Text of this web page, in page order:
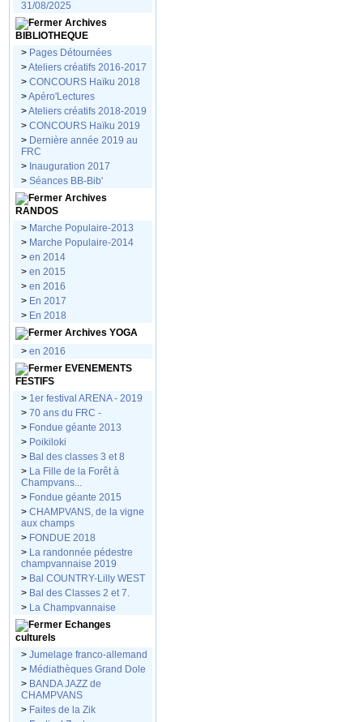
31/08/2025
Archives
BIBLIOTHEQUE
> Pages Détournées
>Ateliers créatifs 2016-2017
> CONCOURS Haïku 2018
>Apéro'Lectures
>Ateliers créatifs 2018-2019
> CONCOURS Haïku 2019
> Dernière année 2019 au
FRC
> Inauguration 2017
> Séances BB-Bib'
Archives
RANDOS
> Marche Populaire-2013
> Marche Populaire-2014
> en 2014
> en 2015
> en 2016
> En 2017
> En 2018
Archives YOGA
> en 2016
EVENEMENTS
FESTIFS
> 1er festival ARENA - 2019
> 70 ans du FRC -
> Fondue géante 2013
> Poikiloki
> Bal des classes 3 et 8
> La Fille de la Forêt à
Champvans...
> Fondue géante 2015
> CHAMPVANS, de la vigne
aux champs
> FONDUE 2018
> La randonnée pédestre
champvannaise 2019
> Bal COUNTRY-Lilly WEST
> Bal des Classes 2 et 7.
> La Champvannaise
Echanges
culturels
> Jumelage franco-allemand
> Médiathèques Grand Dole
> BANDA JAZZ de
CHAMPVANS
> Faites de la Zik